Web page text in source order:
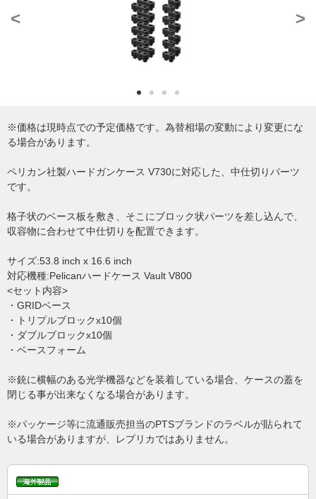
< >
※価格は現時点での予定価格です。為替相場の変動により変更にな
る場合があります。
ペリカン社製ハードガンケース V730に対応した、中仕切りパーツ
です。
格子状のベース板を敷き、そこにブロック状パーツを差し込んで、
収容物に合わせて中仕切りを配置できます。
サイズ:53.8 inch x 16.6 inch
対応機種:Pelicanハードケース Vault V800
<セット内容>
・GRIDベース
・トリプルブロックx10個
・ダブルブロックx10個
・ベースフォーム
※銃に横幅のある光学機器などを装着している場合、ケースの蓋を
閉じる事が出来なくなる場合があります。
※パッケージ等に流通販売担当のPTSブランドのラベルが貼られて
いる場合がありますが、レプリカではありません。